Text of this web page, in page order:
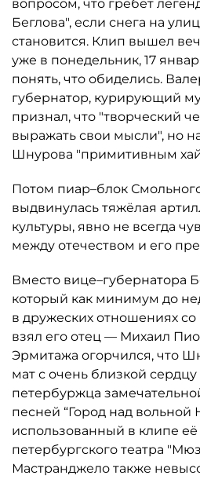
вопросом, что гребёт
Беглова", если снега на
становится. Клип вышел
уже в понедельник, 17
понять, что обиделись.
губернатор, курирующий
признал, что "творческий
выражать свои мысли", но
Шнурова "примитивным
Потом пиар–блок
выдвинулась тяжёлая
культуры, явно не всегда
между отечеством и его
Вместо вице–губернатора
который как минимум до
в дружеских отношениях
взял его отец — Михаил
Эрмитажа огорчился, что
мат с очень близкой
петербуржца
песней “Город над вольной
использованный в клипе её
петербургского театра
Мастранджело также